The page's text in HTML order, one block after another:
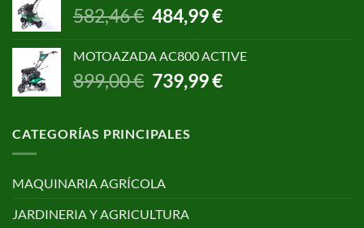
650,00 €.
499,00 €.
582,46€
El
precio
era:
582,46 €.
484,99€El
es:
484,99 €.
MOTOAZADA AC800 ACTIVE
899,00€ El
precio
era:
739,99€El
CATEGORÍAS PRINCIPALES
MAQUINARIA AGRÍCOLA
JARDINERIA Y AGRICULTURA